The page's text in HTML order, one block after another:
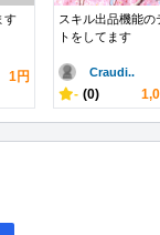
す
1円
スキル出品機能の
トをしてます
Craudi..
- (0)